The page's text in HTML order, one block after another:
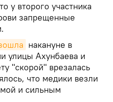
у второго участника
запрещенные
накануне в
улицы Ахунбаева и
"скорой" врезалась
что медики везли
и сильным